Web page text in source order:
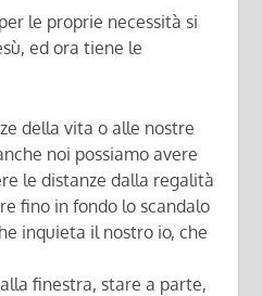
le proprie necessità si
ed ora tiene le
della vita o alle nostre
noi possiamo avere
le distanze dalla regalità
fino in fondo lo scandalo
inquieta il nostro io, che
finestra, stare a parte,